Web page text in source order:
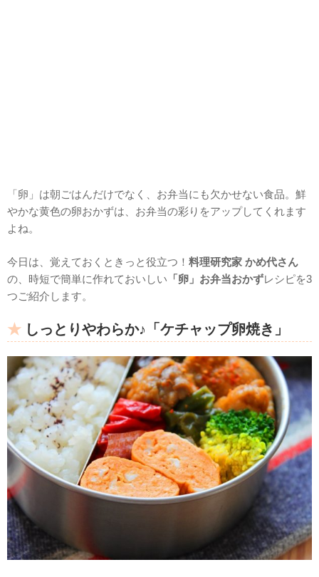
「卵」は朝ごはんだけでなく、お弁当にも欠かせない食品。鮮
やかな黄色の卵おかずは、お弁当の彩りをアップしてくれます
よね。
今日は、覚えておくときっと役立つ！ 料理研究家 かめ代さん
の、時短で簡単に作れておいしい 「卵」お弁当おかずレシピを3
つご紹介します。
しっとりやわらか♪「ケチャップ卵焼き」